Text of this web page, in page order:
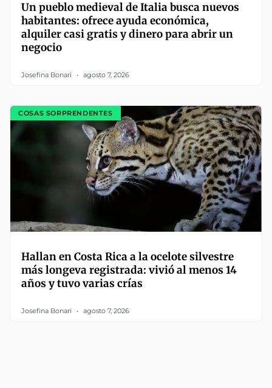
Un pueblo medieval de Italia busca nuevos
habitantes: ofrece ayuda económica,
alquiler casi gratis y dinero para abrir un
negocio
Josefina Bonari agosto 7, 2026
COSAS SORPRENDENTES
Hallan en Costa Rica a la ocelote silvestre
más longeva registrada: vivió al menos 14
años y tuvo varias crías
Josefina Bonari agosto 7, 2026